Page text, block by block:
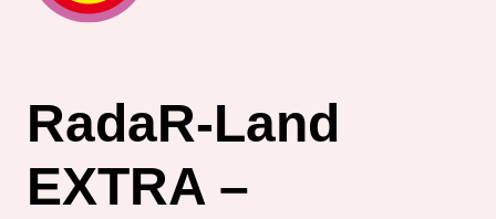
RadaR-Land
EXTRA –